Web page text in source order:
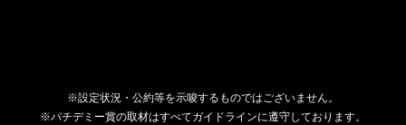
※設定状況・公約等を示唆するものではございません。
※パチデミー賞の取材はすべてガイドラインに遵守しております。